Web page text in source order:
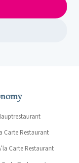
Carte Restaurant
Carte Restaurant